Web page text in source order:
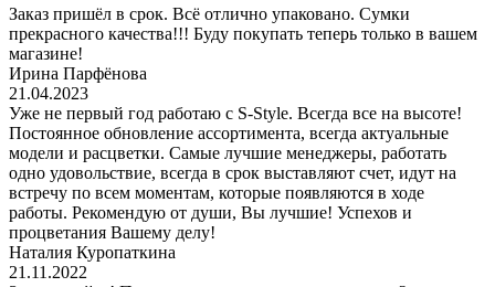
Заказ пришёл в срок. Всё отлично упаковано. Сумки
прекрасного качества!!! Буду покупать теперь только в вашем
магазине!
Ирина Парфёнова
21.04.2023
Уже не первый год работаю с S-Style. Всегда все на высоте!
Постоянное обновление ассортимента, всегда актуальные
модели и расцветки. Самые лучшие менеджеры, работать
одно удовольствие, всегда в срок выставляют счет, идут на
встречу по всем моментам, которые появляются в ходе
работы. Рекомендую от души, Вы лучшие! Успехов и
процветания Вашему делу!
Наталия Куропаткина
21.11.2022